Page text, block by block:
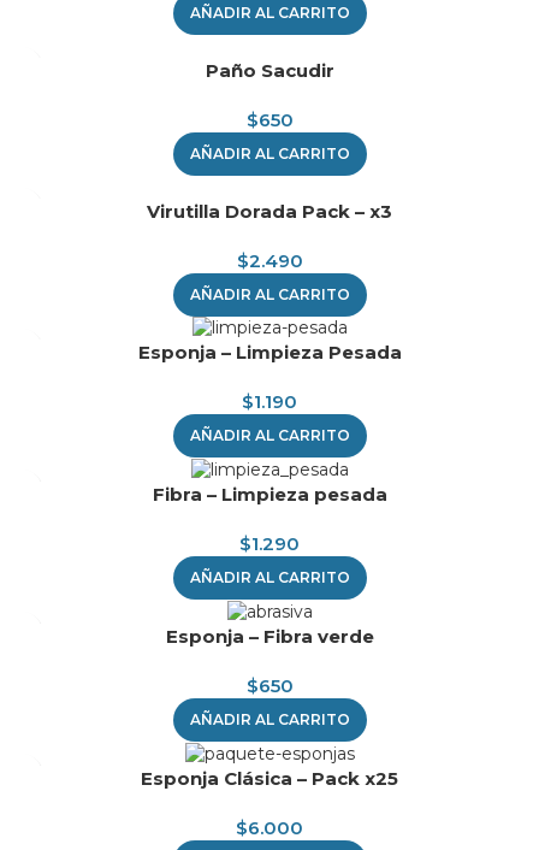
AÑADIR AL CARRITO
Paño Sacudir
$650
AÑADIR AL CARRITO
Virutilla Dorada Pack – x3
$2.490
AÑADIR AL CARRITO
Esponja – Limpieza Pesada
$1.190
AÑADIR AL CARRITO
Fibra – Limpieza pesada
$1.290
AÑADIR AL CARRITO
Esponja – Fibra verde
$650
AÑADIR AL CARRITO
Esponja Clásica – Pack x25
$6.000